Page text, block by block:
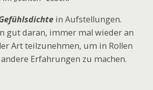
in Aufstellungen.
gut daran, immer mal wieder an
Art teilzunehmen, um in Rollen
Erfahrungen zu machen.